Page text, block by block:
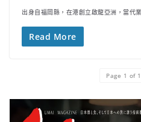
出身自福岡縣，在港創立啟龍亞洲，當代
Read More
Page 1 of 1